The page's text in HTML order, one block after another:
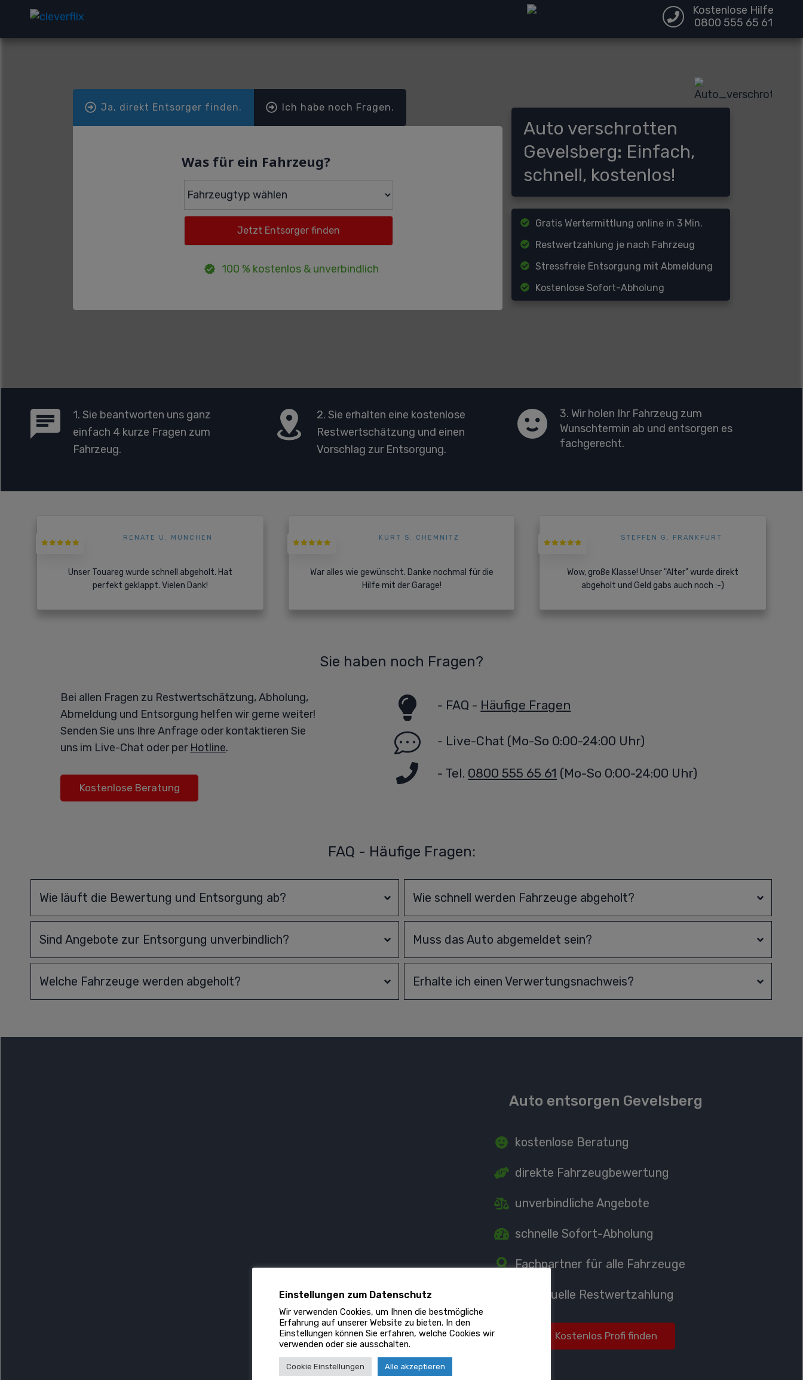
Kostenlose Hilfe
0800 555 65 61
Ja, direkt Entsorger finden. Ich habe noch Fragen.
Was für ein Fahrzeug?
100 % kostenlos & unverbindlich
Auto verschrotten
Gevelsberg: Einfach,
schnell, kostenlos!
Gratis Wertermittlung online in 3 Min.
Restwertzahlung je nach Fahrzeug
Stressfreie Entsorgung mit Abmeldung
Kostenlose Sofort-Abholung
1. Sie beantworten uns ganz
einfach 4 kurze Fragen zum
Fahrzeug.
2. Sie erhalten eine kostenlose
Restwertschätzung und einen
Vorschlag zur Entsorgung.
3. Wir holen Ihr Fahrzeug zum
Wunschtermin ab und entsorgen es
fachgerecht.
RENATE U. MÜNCHEN
Unser Touareg wurde schnell abgeholt. Hat
perfekt geklappt. Vielen Dank!
KURT S. CHEMNITZ
War alles wie gewünscht. Danke nochmal für die
Hilfe mit der Garage!
STEFFEN G. FRANKFURT
Wow, große Klasse! Unser "Alter" wurde direkt
abgeholt und Geld gabs auch noch :-)
Sie haben noch Fragen?
Bei allen Fragen zu Restwertschätzung, Abholung,
Abmeldung und Entsorgung helfen wir gerne weiter!
Senden Sie uns Ihre Anfrage oder kontaktieren Sie
uns im Live-Chat oder per Hotline.
Kostenlose Beratung
- FAQ - Häufige Fragen
- Live-Chat (Mo-So 0:00-24:00 Uhr)
- Tel. 0800 555 65 61 (Mo-So 0:00-24:00 Uhr)
FAQ - Häufige Fragen:
Wie läuft die Bewertung und Entsorgung ab?
Sind Angebote zur Entsorgung unverbindlich?
Welche Fahrzeuge werden abgeholt?
Wie schnell werden Fahrzeuge abgeholt?
Muss das Auto abgemeldet sein?
Erhalte ich einen Verwertungsnachweis?
Auto entsorgen Gevelsberg
kostenlose Beratung
direkte Fahrzeugbewertung
unverbindliche Angebote
schnelle Sofort-Abholung
Fachpartner für alle Fahrzeuge
Individuelle Restwertzahlung
Kostenlos Profi finden
Einstellungen zum Datenschutz
Wir verwenden Cookies, um Ihnen die bestmögliche
Erfahrung auf unserer Website zu bieten. In den
Einstellungen können Sie erfahren, welche Cookies wir
verwenden oder sie ausschalten.
Cookie Einstellungen Alle akzeptieren